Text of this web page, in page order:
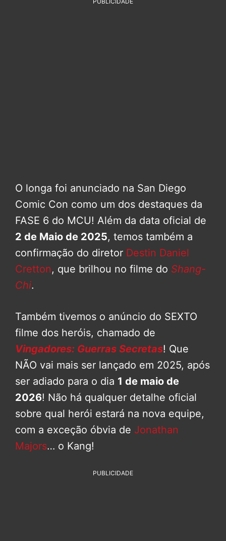
O longa foi anunciado na San Diego
Comic Con como um dos destaques da
FASE 6 do MCU! Além da data oficial de
2 de Maio de 2025, temos também a
confirmação do diretor Destin Daniel
Cretton, que brilhou no filme do Shang-
Chi.
Também tivemos o anúncio do SEXTO
filme dos heróis, chamado de
Vingadores: Guerras Secretas! Que
NÃO vai mais ser lançado em 2025, após
ser adiado para o dia 1 de maio de
2026! Não há qualquer detalhe oficial
sobre qual herói estará na nova equipe,
com a exceção óbvia de Jonathan
Majors… o Kang!
PUBLICIDADE